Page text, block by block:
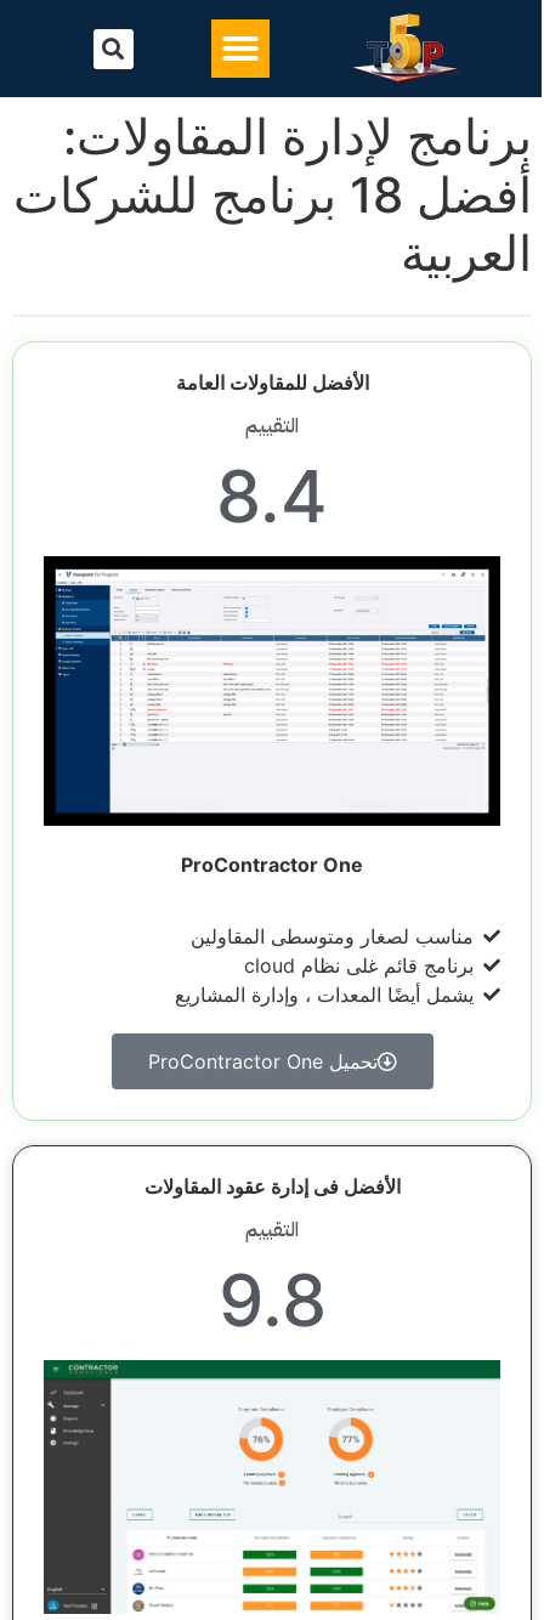
برنامج لإدارة المقاولات:
أفضل 18 برنامج للشركات
العربية
الأفضل للمقاولات العامة
التقييم
8.4
ProContractor One
مناسب لصغار ومتوسطى المقاولين
برنامج قائم غلى نظام cloud
يشمل أيضًا المعدات ، وإدارة المشاريع
تحميل ProContractor One
الأفضل فى إدارة عقود المقاولات
التقييم
9.8